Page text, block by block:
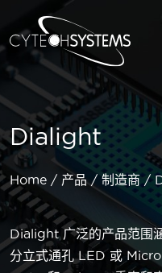
Dialight
Home 产品 制造商
Dialight 广泛的产品范围
分立式通孔 LED 或